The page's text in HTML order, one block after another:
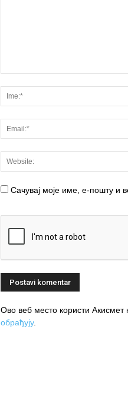
Сачувај моје име, е-пошту и
Ово веб место користи
обрађују.